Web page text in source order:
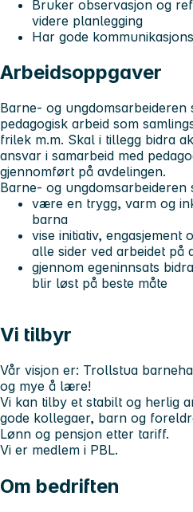
Bruker observasjon og
videre planlegging
Har gode
Arbeidsoppgaver
Barne- og
pedagogisk arbeid som
frilek m.m. Skal i tillegg bidra
ansvar i samarbeid med
gjennomført på avdelingen.
Barne- og ungdomsarbeideren
være en trygg, varm og
barna
vise initiativ, engasjement
alle sider ved arbeidet på
gjennom egeninnsats
blir løst på beste måte
Vi tilbyr
Vår visjon er: Trollstua
og mye å lære!
Vi kan tilby et stabilt og herlig
gode kollegaer, barn og
Lønn og pensjon etter tariff.
Vi er medlem i PBL.
Om bedriften